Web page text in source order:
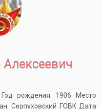
рождения: 1906 Место
Серпуховский ГОВК Дата